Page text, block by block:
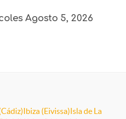
Agosto 5, 2026
Ibiza (Eivissa)Isla de La